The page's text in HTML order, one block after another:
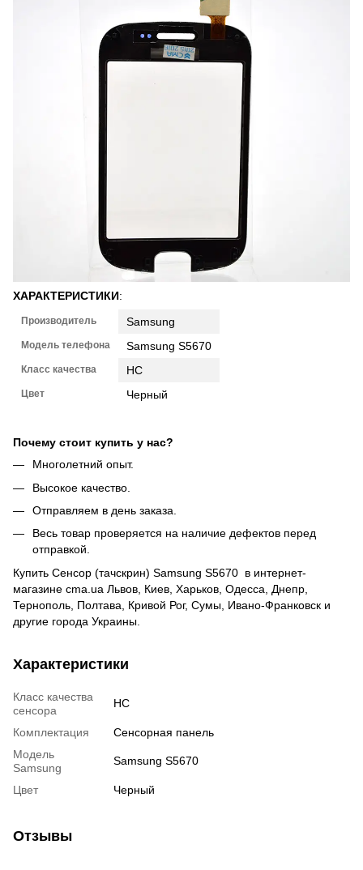
ХАРАКТЕРИСТИКИ:
Производитель Samsung
Модель телефона Samsung S5670
Класс качества HC
Цвет Черный
Почему стоит купить у нас?
Многолетний опыт.
Высокое качество.
Отправляем в день заказа.
Весь товар проверяется на наличие дефектов перед
отправкой.
Купить Сенсор (тачскрин) Samsung S5670 в интернет-
магазине cma.ua Львов, Киев, Харьков, Одесса, Днепр,
Тернополь, Полтава, Кривой Рог, Сумы, Ивано-Франковск и
другие города Украины.
Характеристики
Класс качества
сенсора
HC
Комплектация
Сенсорная панель
Модель
Samsung
Samsung S5670
Цвет Черный
Отзывы